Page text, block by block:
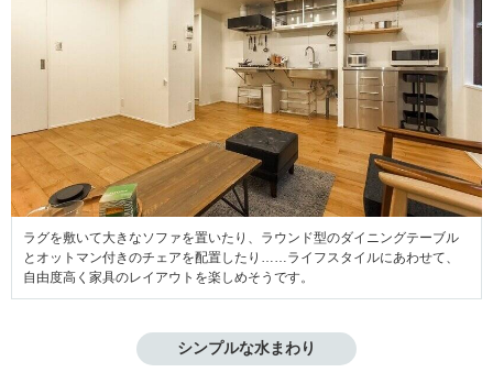
ラグを敷いて大きなソファを置いたり、ラウンド型のダイニングテーブル
とオットマン付きのチェアを配置したり……ライフスタイルにあわせて、
自由度高く家具のレイアウトを楽しめそうです。
シンプルな水まわり